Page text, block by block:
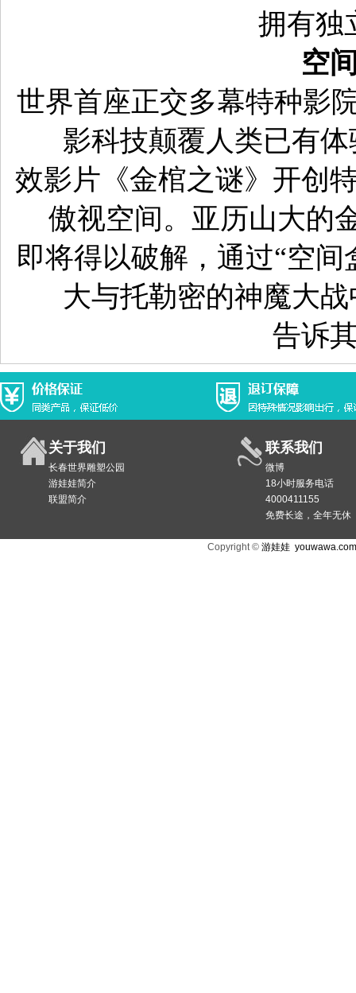
拥有独
空
世界首座正交多幕特种影
影科技颠覆人类已有
效影片《金棺之谜》开创
傲视空间。亚历山大的
即将得以破解，通过“空间
大与托勒密的神魔大
告诉
关于我们
长春世界雕塑公园
游娃娃简介
联盟简介
联系我们
微博
18小时服务电话
4000411155
免费长途，全年无休
Copyright © 游娃娃 youwawa.com